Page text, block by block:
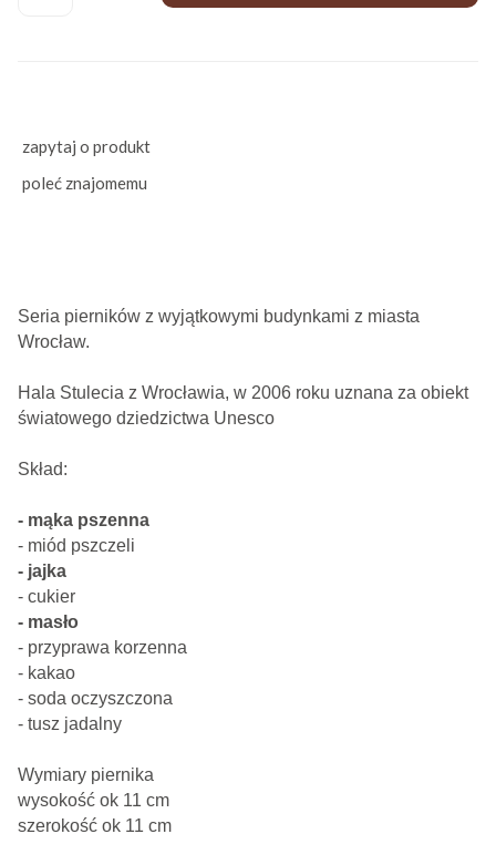
zapytaj o produkt
poleć znajomemu
Seria pierników z wyjątkowymi budynkami z miasta
Wrocław.
Hala Stulecia z Wrocławia, w 2006 roku uznana za obiekt
światowego dziedzictwa Unesco
Skład:
- mąka pszenna
- miód pszczeli
- jajka
- cukier
- masło
- przyprawa korzenna
- kakao
- soda oczyszczona
- tusz jadalny
Wymiary piernika
wysokość ok 11 cm
szerokość ok 11 cm